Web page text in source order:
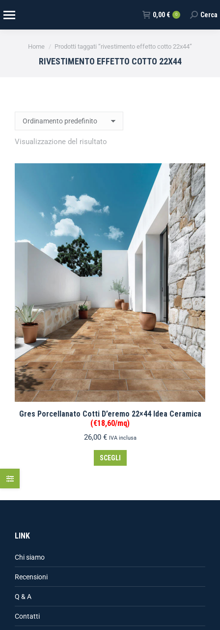
0,00 € 0 Cerca
Tu sei qui:
Home Prodotti taggati “rivestimento effetto cotto 22x44”
RIVESTIMENTO EFFETTO COTTO 22X44
Visualizzazione del risultato
Gres Porcellanato Cotti D’eremo 22×44 Idea Ceramica
(€18,60/mq)
26,00 € IVA inclusa
SCEGLI
LINK
Chi siamo
Recensioni
Q & A
Contatti